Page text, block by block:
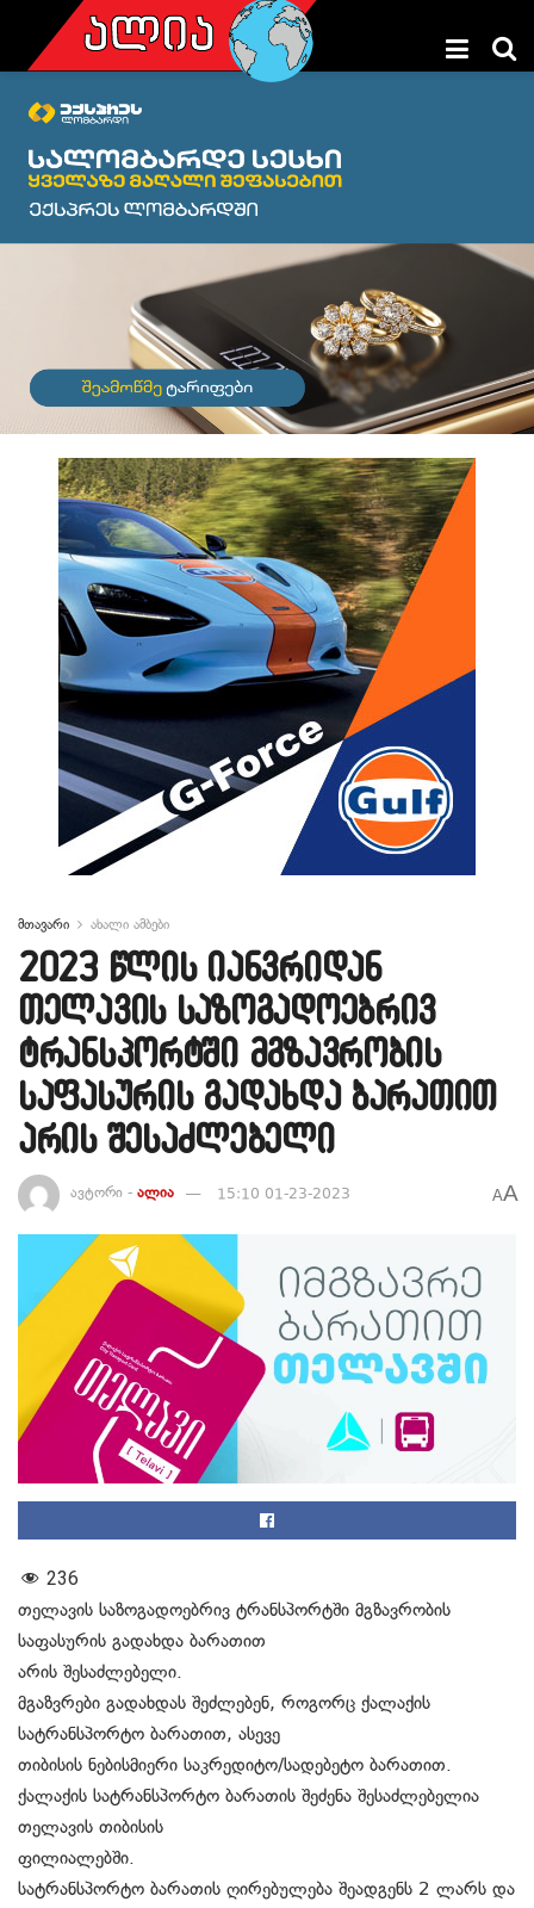
მთავარი ახალი ამბები
2023 წლის იანვრიდან
თელავის საზოგადოებრივ
ტრანსპორტში მგზავრობის
საფასურის გადახდა ბარათით
არის შესაძლებელი
ავტორი - ალია 15:10 01-23-2023 AA
236
თელავის საზოგადოებრივ ტრანსპორტში მგზავრობის
საფასურის გადახდა ბარათით
არის შესაძლებელი.
მგაზვრები გადახდას შეძლებენ, როგორც ქალაქის
სატრანსპორტო ბარათით, ასევე
თიბისის ნებისმიერი საკრედიტო/სადებეტო ბარათით.
ქალაქის სატრანსპორტო ბარათის შეძენა შესაძლებელია
თელავის თიბისის
ფილიალებში.
სატრანსპორტო ბარათის ღირებულება შეადგენს 2 ლარს და